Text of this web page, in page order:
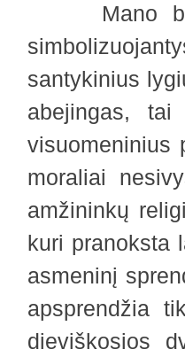
Mano
santykinius
abejingas,
visuomeninius
moraliai
amžininkų
kuri pranoksta
asmeninį
apsprendžia
dieviškosios